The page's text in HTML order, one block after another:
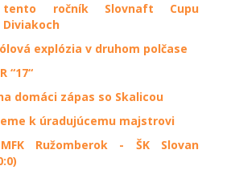
ročník Slovnaft Cupu
explózia v druhom polčase
“17“
domáci zápas so Skalicou
k úradujúcemu majstrovi
Ružomberok - ŠK Slovan